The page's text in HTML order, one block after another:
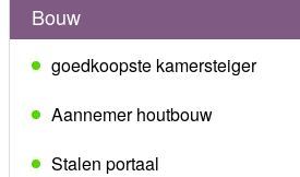
Bouw
goedkoopste kamersteiger
Aannemer houtbouw
Stalen portaal